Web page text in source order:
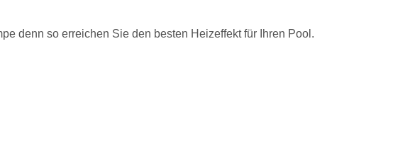
denn so erreichen Sie den besten Heizeffekt für Ihren Pool.